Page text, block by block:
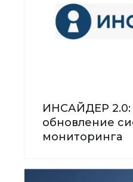
ИНСАЙДЕР 2.0:
обновление
мониторинга